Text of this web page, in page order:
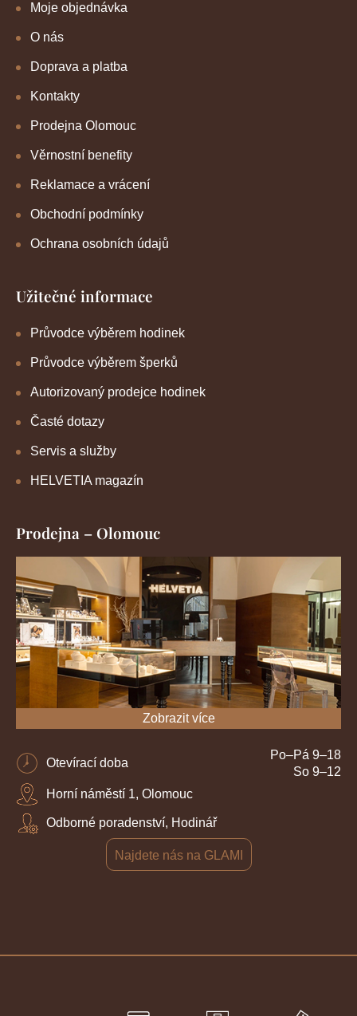
Moje objednávka
O nás
Doprava a platba
Kontakty
Prodejna Olomouc
Věrnostní benefity
Reklamace a vrácení
Obchodní podmínky
Ochrana osobních údajů
Užitečné informace
Průvodce výběrem hodinek
Průvodce výběrem šperků
Autorizovaný prodejce hodinek
Časté dotazy
Servis a služby
HELVETIA magazín
Prodejna – Olomouc
Zobrazit více
Otevírací doba
Po–Pá 9–18
So 9–12
Horní náměstí 1, Olomouc
Odborné poradenství, Hodinář
Najdete nás na GLAMI